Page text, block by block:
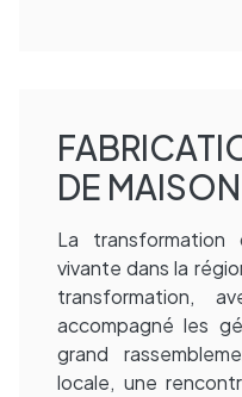
DE MAISON
La
vivante dans la
transformation,
accompagné les
grand
locale, une